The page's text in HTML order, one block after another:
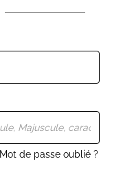
Mot de passe oublié ?